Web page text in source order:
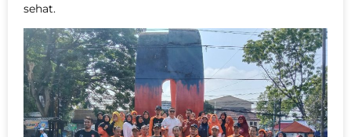
sehat.